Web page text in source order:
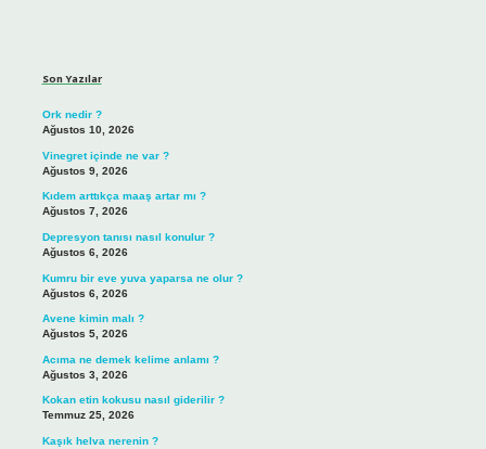
Son Yazılar
Ork nedir ?
Ağustos 10, 2026
Vinegret içinde ne var ?
Ağustos 9, 2026
Kıdem arttıkça maaş artar mı ?
Ağustos 7, 2026
Depresyon tanısı nasıl konulur ?
Ağustos 6, 2026
Kumru bir eve yuva yaparsa ne olur ?
Ağustos 6, 2026
Avene kimin malı ?
Ağustos 5, 2026
Acıma ne demek kelime anlamı ?
Ağustos 3, 2026
Kokan etin kokusu nasıl giderilir ?
Temmuz 25, 2026
Kaşık helva nerenin ?